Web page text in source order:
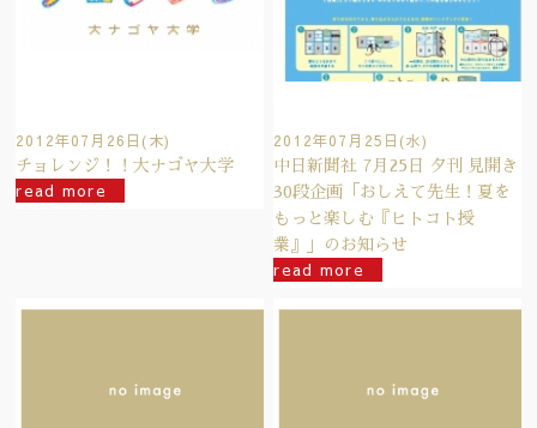
2012年07月26日(木)
チョレンジ！！大ナゴヤ大学
read more
2012年07月25日(水)
中日新聞社 7月25日 夕刊 見開き
30段企画「おしえて先生！夏を
もっと楽しむ『ヒトコト授
業』」のお知らせ
read more